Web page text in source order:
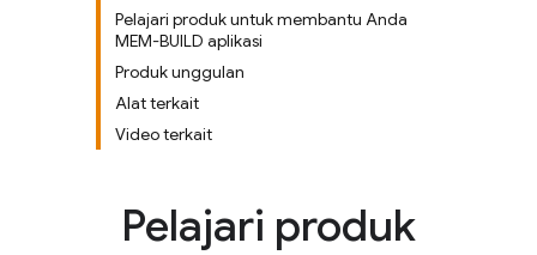
Pelajari produk untuk membantu Anda
MEM-BUILD aplikasi
Produk unggulan
Alat terkait
Video terkait
Pelajari produk